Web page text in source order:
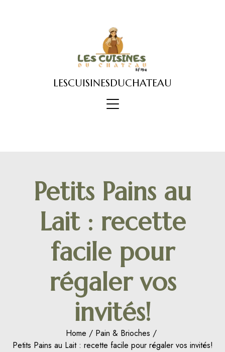
LESCUISINESDUCHATEAU
Petits Pains au
Lait : recette
facile pour
régaler vos
invités!
Home
Pain & Brioches
Petits Pains au Lait : recette facile pour régaler vos invités!